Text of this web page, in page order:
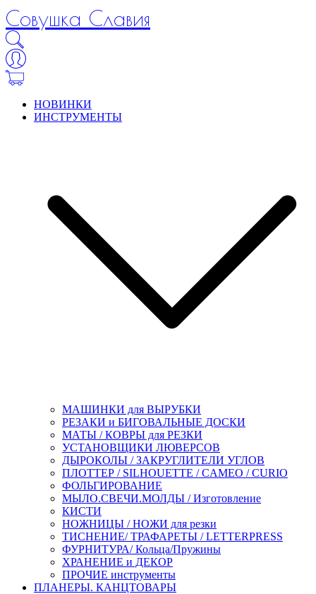
Совушка Славия
НОВИНКИ
ИНСТРУМЕНТЫ
МАШИНКИ для ВЫРУБКИ
РЕЗАКИ и БИГОВАЛЬНЫЕ ДОСКИ
МАТЫ / КОВРЫ для РЕЗКИ
УСТАНОВЩИКИ ЛЮВЕРСОВ
ДЫРОКОЛЫ / ЗАКРУГЛИТЕЛИ УГЛОВ
ПЛОТТЕР / SILHOUETTE / CAMEO / CURIO
ФОЛЬГИРОВАНИЕ
МЫЛО.СВЕЧИ.МОЛДЫ / Изготовление
КИСТИ
НОЖНИЦЫ / НОЖИ для резки
ТИСНЕНИЕ/ ТРАФАРЕТЫ / LETTERPRESS
ФУРНИТУРА/ Кольца/Пружины
ХРАНЕНИЕ и ДЕКОР
ПРОЧИЕ инструменты
ПЛАНЕРЫ. КАНЦТОВАРЫ